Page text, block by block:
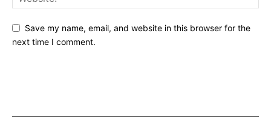
Save my name, email, and website in this browser for the
next time I comment.